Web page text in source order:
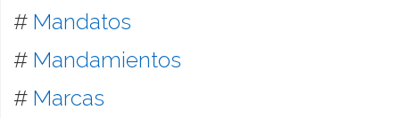
# Mandatos
# Mandamientos
# Marcas